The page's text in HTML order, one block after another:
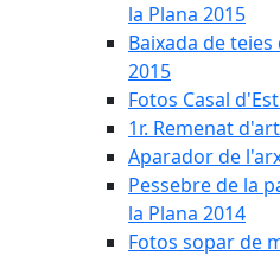
la Plana 2015
Baixada de
2015
Fotos Casal
1r. Remenat
Aparador de
Pessebre de la
la Plana 2014
Fotos sopar de